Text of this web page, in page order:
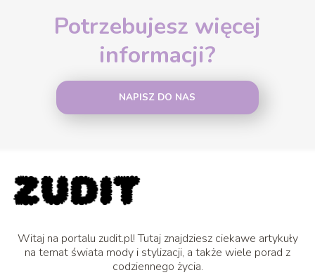
Potrzebujesz więcej
informacji?
NAPISZ DO NAS
Witaj na portalu zudit.pl! Tutaj znajdziesz ciekawe artykuły
na temat świata mody i stylizacji, a także wiele porad z
codziennego życia.